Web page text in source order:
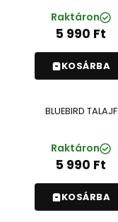
Raktáron
5 990 Ft
KOSÁRBA
BLUEBIRD TALAJF
Raktáron
5 990 Ft
KOSÁRBA